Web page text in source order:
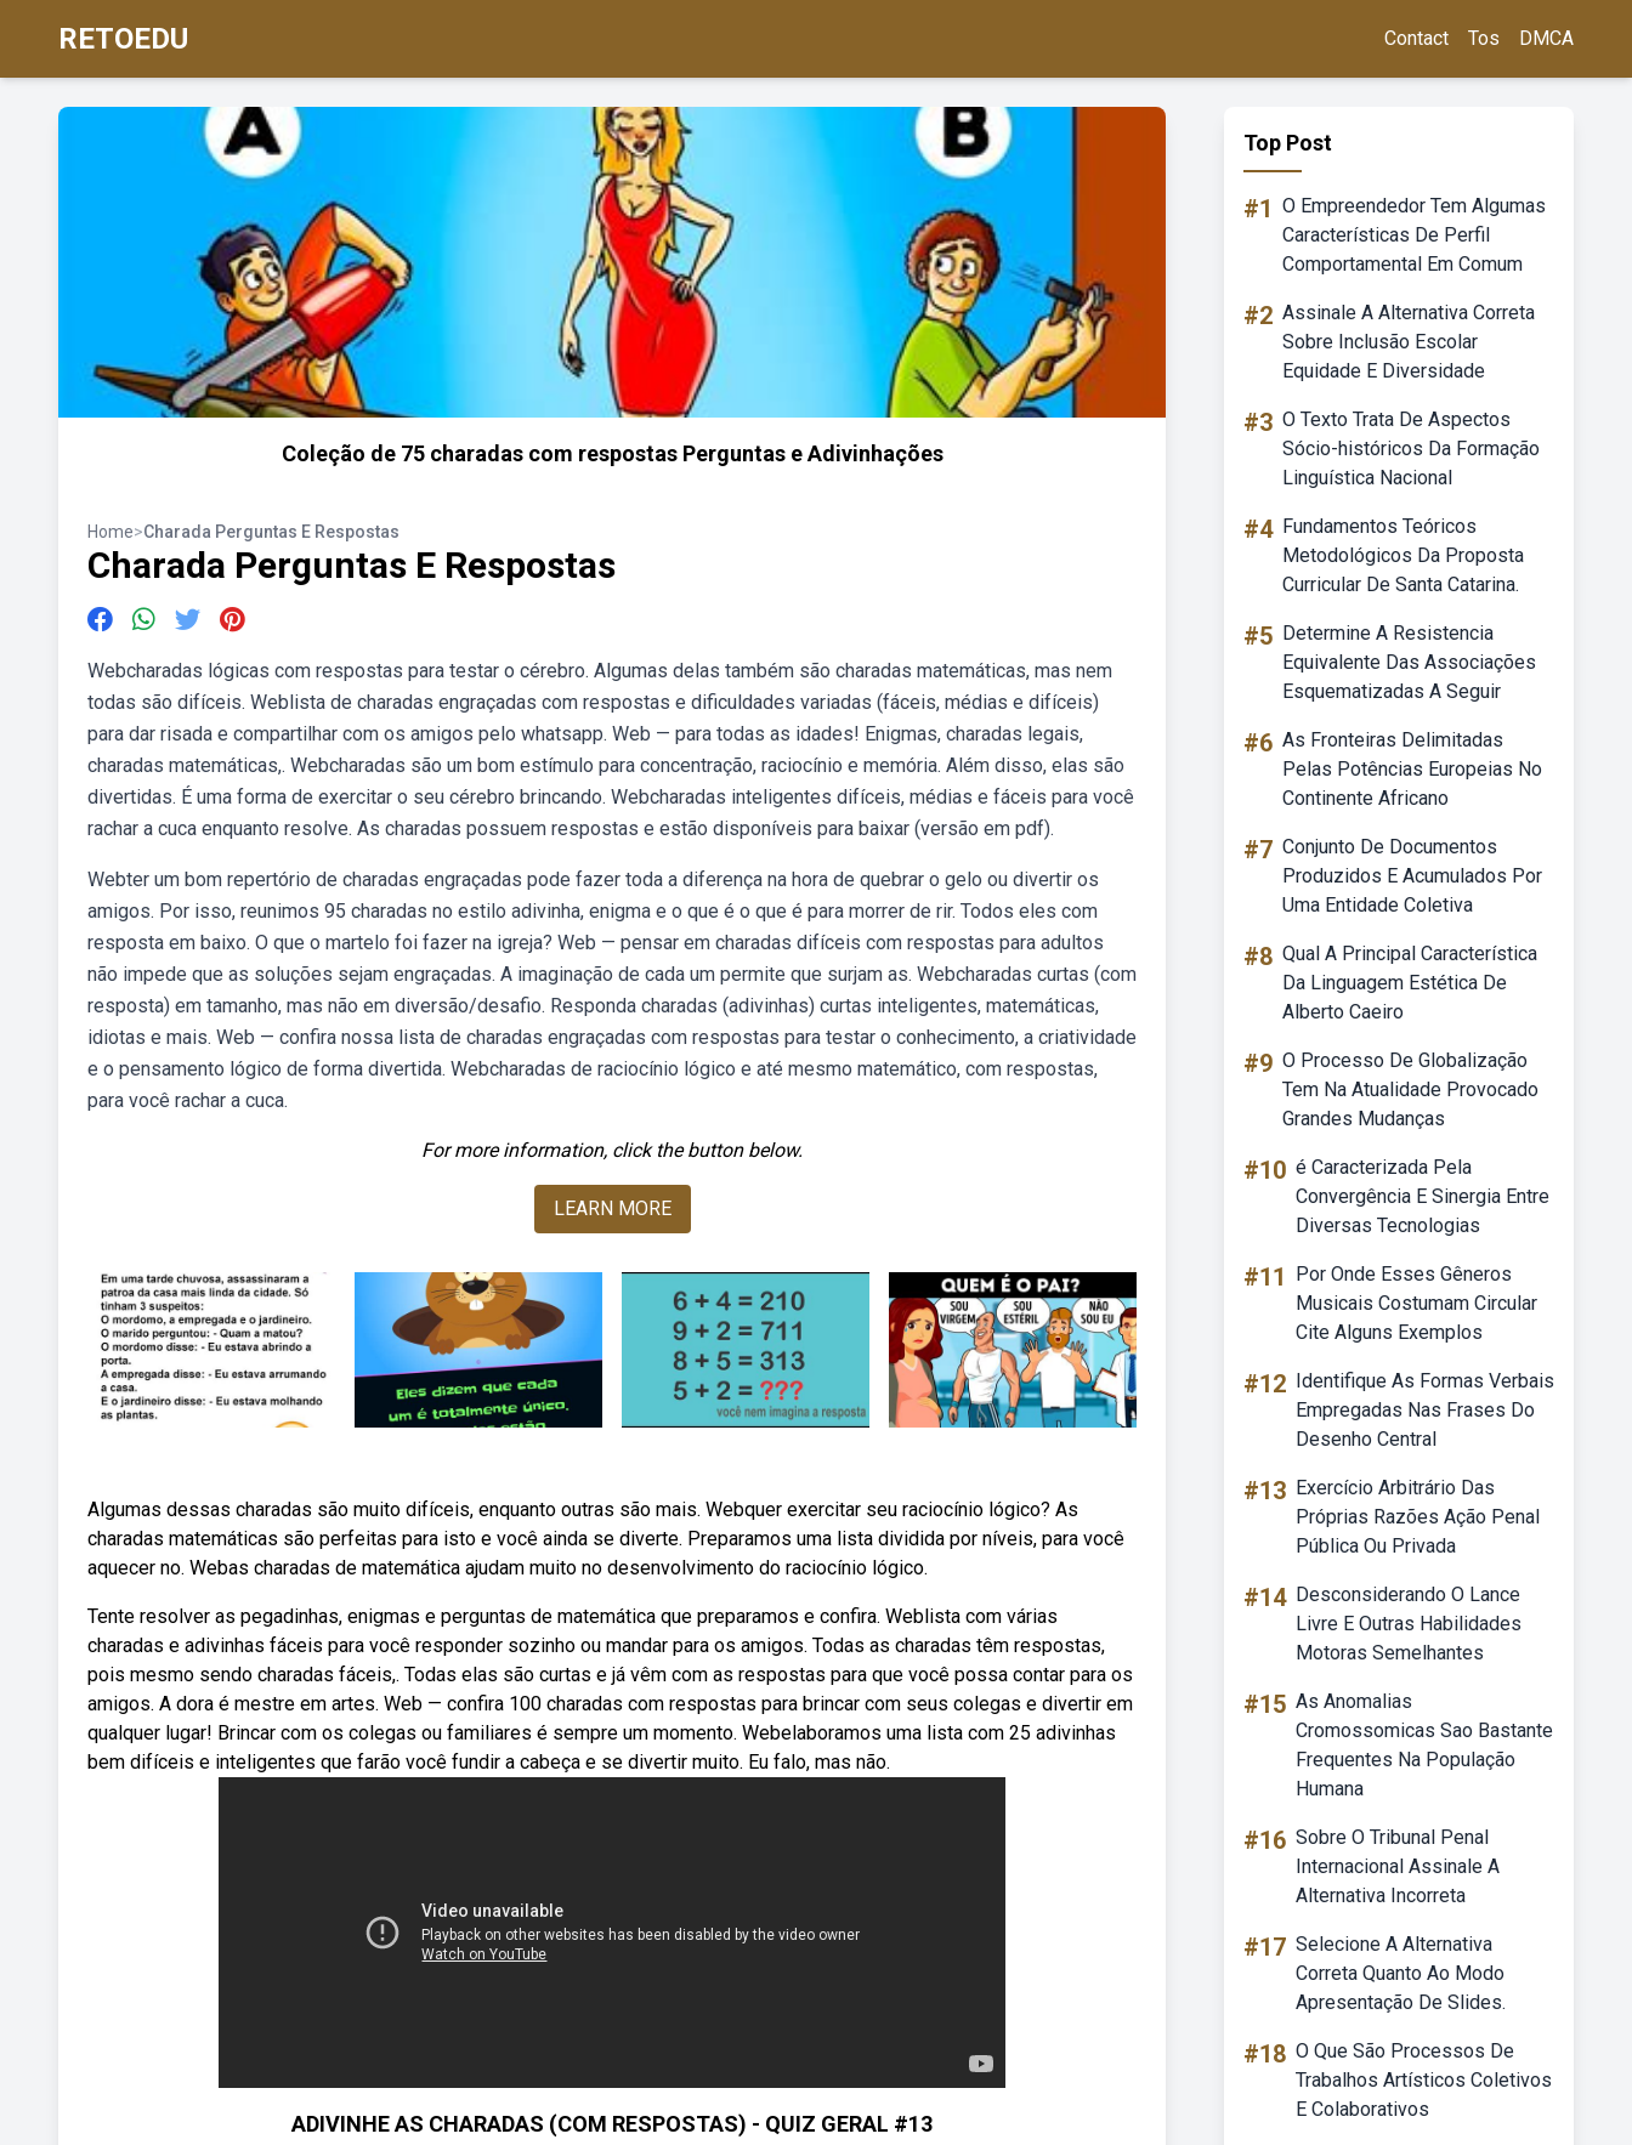
RETOEDU Contact Tos DMCA
Coleção de 75 charadas com respostas Perguntas e Adivinhações
Home>Charada Perguntas E Respostas
Charada Perguntas E Respostas
Webcharadas lógicas com respostas para testar o cérebro. Algumas delas também são charadas matemáticas, mas nem
todas são difíceis. Weblista de charadas engraçadas com respostas e dificuldades variadas (fáceis, médias e difíceis)
para dar risada e compartilhar com os amigos pelo whatsapp. Web — para todas as idades! Enigmas, charadas legais,
charadas matemáticas,. Webcharadas são um bom estímulo para concentração, raciocínio e memória. Além disso, elas são
divertidas. É uma forma de exercitar o seu cérebro brincando. Webcharadas inteligentes difíceis, médias e fáceis para você
rachar a cuca enquanto resolve. As charadas possuem respostas e estão disponíveis para baixar (versão em pdf).
Webter um bom repertório de charadas engraçadas pode fazer toda a diferença na hora de quebrar o gelo ou divertir os
amigos. Por isso, reunimos 95 charadas no estilo adivinha, enigma e o que é o que é para morrer de rir. Todos eles com
resposta em baixo. O que o martelo foi fazer na igreja? Web — pensar em charadas difíceis com respostas para adultos
não impede que as soluções sejam engraçadas. A imaginação de cada um permite que surjam as. Webcharadas curtas (com
resposta) em tamanho, mas não em diversão/desafio. Responda charadas (adivinhas) curtas inteligentes, matemáticas,
idiotas e mais. Web — confira nossa lista de charadas engraçadas com respostas para testar o conhecimento, a criatividade
e o pensamento lógico de forma divertida. Webcharadas de raciocínio lógico e até mesmo matemático, com respostas,
para você rachar a cuca.
For more information, click the button below.
LEARN MORE
Algumas dessas charadas são muito difíceis, enquanto outras são mais. Webquer exercitar seu raciocínio lógico? As
charadas matemáticas são perfeitas para isto e você ainda se diverte. Preparamos uma lista dividida por níveis, para você
aquecer no. Webas charadas de matemática ajudam muito no desenvolvimento do raciocínio lógico.
Tente resolver as pegadinhas, enigmas e perguntas de matemática que preparamos e confira. Weblista com várias
charadas e adivinhas fáceis para você responder sozinho ou mandar para os amigos. Todas as charadas têm respostas,
pois mesmo sendo charadas fáceis,. Todas elas são curtas e já vêm com as respostas para que você possa contar para os
amigos. A dora é mestre em artes. Web — confira 100 charadas com respostas para brincar com seus colegas e divertir em
qualquer lugar! Brincar com os colegas ou familiares é sempre um momento. Webelaboramos uma lista com 25 adivinhas
bem difíceis e inteligentes que farão você fundir a cabeça e se divertir muito. Eu falo, mas não.
ADIVINHE AS CHARADAS (COM RESPOSTAS) - QUIZ GERAL #13
Top Post
#1 O Empreendedor Tem Algumas
Características De Perfil
Comportamental Em Comum
#2 Assinale A Alternativa Correta
Sobre Inclusão Escolar
Equidade E Diversidade
#3 O Texto Trata De Aspectos
Sócio-históricos Da Formação
Linguística Nacional
#4 Fundamentos Teóricos
Metodológicos Da Proposta
Curricular De Santa Catarina.
#5 Determine A Resistencia
Equivalente Das Associações
Esquematizadas A Seguir
#6 As Fronteiras Delimitadas
Pelas Potências Europeias No
Continente Africano
#7 Conjunto De Documentos
Produzidos E Acumulados Por
Uma Entidade Coletiva
#8 Qual A Principal Característica
Da Linguagem Estética De
Alberto Caeiro
#9 O Processo De Globalização
Tem Na Atualidade Provocado
Grandes Mudanças
#10 é Caracterizada Pela
Convergência E Sinergia Entre
Diversas Tecnologias
#11
Por Onde Esses Gêneros
Musicais Costumam Circular
Cite Alguns Exemplos
#12 Identifique As Formas Verbais
Empregadas Nas Frases Do
Desenho Central
#13 Exercício Arbitrário Das
Próprias Razões Ação Penal
Pública Ou Privada
#14 Desconsiderando O Lance
Livre E Outras Habilidades
Motoras Semelhantes
#15 As Anomalias
Cromossomicas Sao Bastante
Frequentes Na População
Humana
#16 Sobre O Tribunal Penal
Internacional Assinale A
Alternativa Incorreta
#17 Selecione A Alternativa
Correta Quanto Ao Modo
Apresentação De Slides.
#18 O Que São Processos De
Trabalhos Artísticos Coletivos
E Colaborativos